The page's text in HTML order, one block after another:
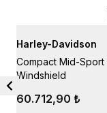
Harley-Davidson
Compact Mid-Sport
Windshield
60.712,90 ₺